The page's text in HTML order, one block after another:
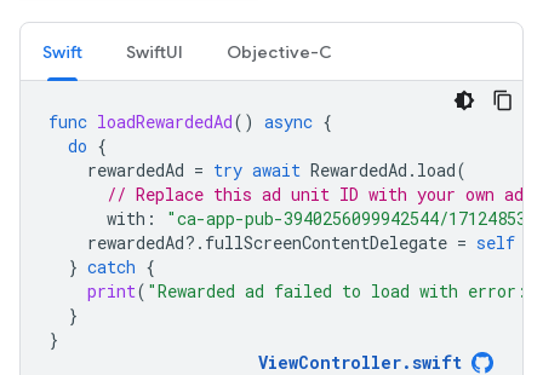
Swift SwiftUI Objective-C
func loadRewardedAd() async {
do {
rewardedAd = try await RewardedAd . load(
// Replace this ad unit ID with your own ad
with :
"ca-app-pub-3940256099942544/
rewardedAd?. fullScreenContentDelegate = self
} catch {
print( "Rewarded ad failed to load with error:
}
}
ViewController.swift